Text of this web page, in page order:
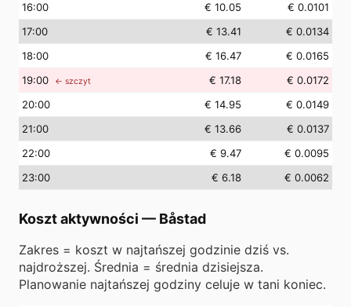
16:00 € 10.05
€ 0.0101
17:00 € 13.41
€ 0.0134
18:00 € 16.47
€ 0.0165
19:00 ← szczyt € 17.18
€ 0.0172
20:00 € 14.95
€ 0.0149
21:00 € 13.66
€ 0.0137
22:00 € 9.47
€ 0.0095
23:00 € 6.18 € 0.0062
Koszt aktywności — Båstad
Zakres = koszt w najtańszej godzinie dziś vs.
najdroższej. Średnia = średnia dzisiejsza.
Planowanie najtańszej godziny celuje w tani koniec.